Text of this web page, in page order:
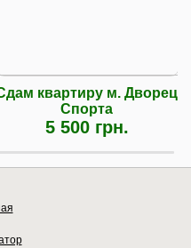
квартиру м. Дворец
Спорта
5 500 грн.